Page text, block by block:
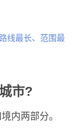
线最长、范围最
市?
内两部分。